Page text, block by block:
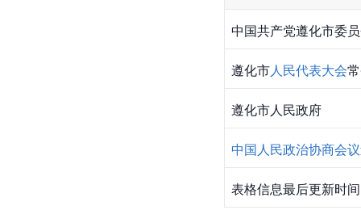
中国共产党遵化市委
遵化市人民代表大会
遵化市人民政府
中国人民政治协商会议
表格信息最后更新时